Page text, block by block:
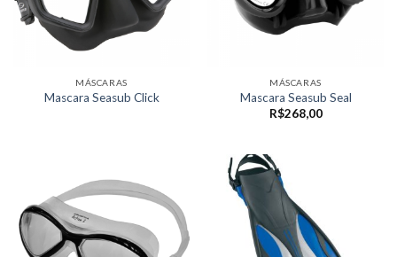
MÁSCARAS
Mascara Seasub Click
MÁSCARAS
Mascara Seasub Seal
R$268,00